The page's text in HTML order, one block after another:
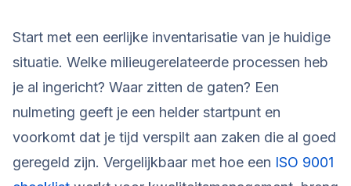
Start met een eerlijke inventarisatie van je huidige
situatie. Welke milieugerelateerde processen heb
je al ingericht? Waar zitten de gaten? Een
nulmeting geeft je een helder startpunt en
voorkomt dat je tijd verspilt aan zaken die al goed
geregeld zijn. Vergelijkbaar met hoe een ISO 9001